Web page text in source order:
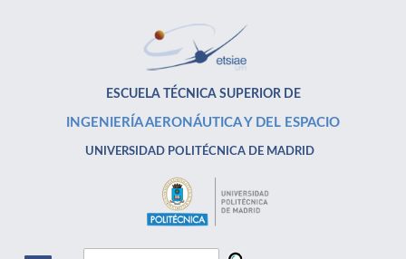
ESCUELA TÉCNICA SUPERIOR DE
INGENIERÍA AERONÁUTICA Y DEL ESPACIO
UNIVERSIDAD POLITÉCNICA DE MADRID